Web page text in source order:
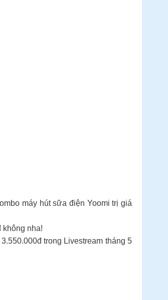
máy hút sữa điện Yoomi trị giá
không nha!
trong Livestream tháng 5